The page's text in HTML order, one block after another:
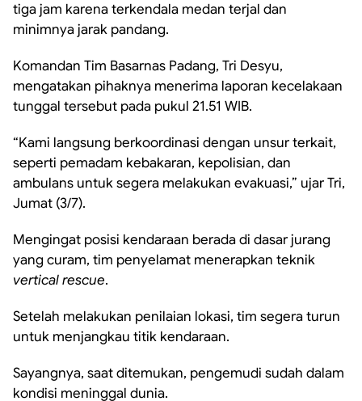
tiga jam karena terkendala medan terjal dan
minimnya jarak pandang.
Komandan Tim Basarnas Padang, Tri Desyu,
mengatakan pihaknya menerima laporan kecelakaan
tunggal tersebut pada pukul 21.51 WIB.
“Kami langsung berkoordinasi dengan unsur terkait,
seperti pemadam kebakaran, kepolisian, dan
ambulans untuk segera melakukan evakuasi,” ujar Tri,
Jumat (3/7).
Mengingat posisi kendaraan berada di dasar jurang
yang curam, tim penyelamat menerapkan teknik
vertical rescue.
Setelah melakukan penilaian lokasi, tim segera turun
untuk menjangkau titik kendaraan.
Sayangnya, saat ditemukan, pengemudi sudah dalam
kondisi meninggal dunia.